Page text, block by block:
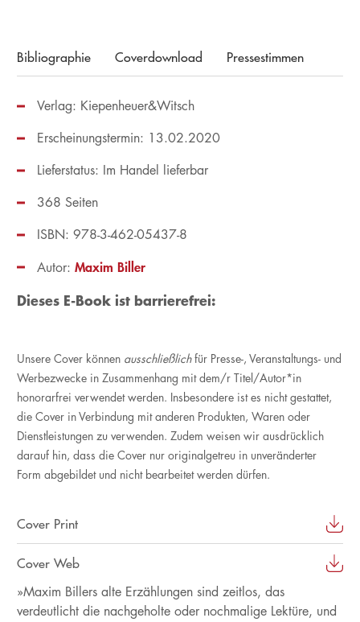
Bibliographie Coverdownload Pressestimmen
Verlag: Kiepenheuer&Witsch
Erscheinungstermin: 13.02.2020
Lieferstatus: Im Handel lieferbar
ISBN: 978-3-462-05437-8
368 Seiten
Autor: Maxim Biller
Dieses E-Book ist barrierefrei:
Unsere Cover können ausschließlichfür Presse-, Veranstaltungs- und
Werbezwecke in Zusammenhang mit dem/r Titel/Autor*in
honorarfrei verwendet werden. Insbesondere ist es nicht gestattet,
die Cover in Verbindung mit anderen Produkten, Waren oder
Dienstleistungen zu verwenden. Zudem weisen wir ausdrücklich
darauf hin, dass die Cover nur originalgetreu in unveränderter
Form abgebildet und nicht bearbeitet werden dürfen.
Cover Print
Cover Web
»Maxim Billers alte Erzählungen sind zeitlos, das
verdeutlicht die nachgeholte oder nochmalige Lektüre, und